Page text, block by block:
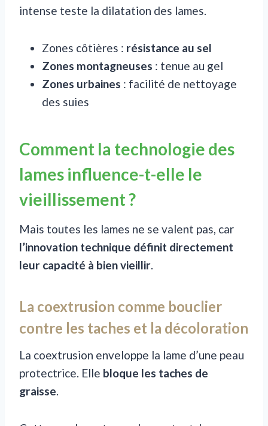
intense teste la dilatation des lames.
Zones côtières : résistance au sel
Zones montagneuses : tenue au gel
Zones urbaines : facilité de nettoyage
des suies
Comment la technologie des
lames influence-t-elle le
vieillissement ?
Mais toutes les lames ne se valent pas, car
l’innovation technique définit directement
leur capacité à bien vieillir.
La coextrusion comme bouclier
contre les taches et la décoloration
La coextrusion enveloppe la lame d’une peau
protectrice. Elle bloque les taches de
graisse.